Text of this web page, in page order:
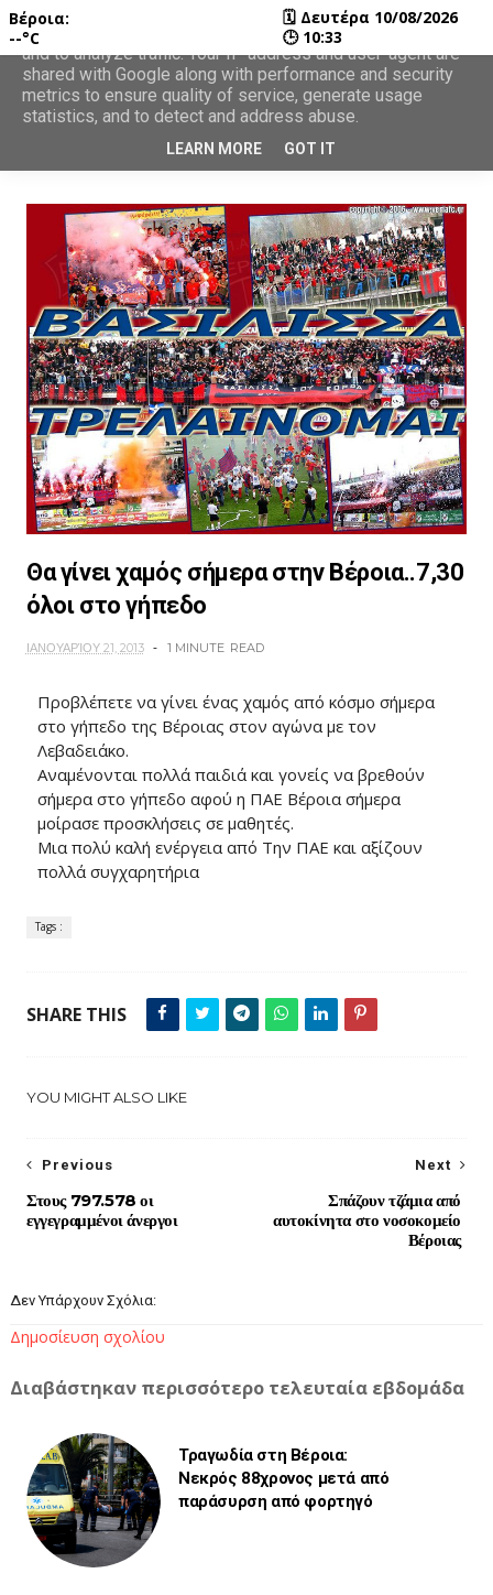
Θα γίνει χαμός σήμερα στην Βέροια..7,30
όλοι στο γήπεδο
ΙΑΝΟΥΑΡΊΟΥ 21, 2013 1 MINUTE READ
Προβλέπετε να γίνει ένας χαμός από κόσμο σήμερα
στο γήπεδο της Βέροιας στον αγώνα με τον
Λεβαδειάκο.
Αναμένονται πολλά παιδιά και γονείς να βρεθούν
σήμερα στο γήπεδο αφού η ΠΑΕ Βέροια σήμερα
μοίρασε προσκλήσεις σε μαθητές.
Μια πολύ καλή ενέργεια από Την ΠΑΕ και αξίζουν
πολλά συγχαρητήρια
Tags :
SHARE THIS
YOU MIGHT ALSO LIKE
Next
Σπάζουν τζάμια από
αυτοκίνητα στο νοσοκομείο
Βέροιας
Previous
Στους 797.578 οι
εγγεγραμμένοι άνεργοι
Δεν Υπάρχουν Σχόλια:
Δημοσίευση σχολίου
Διαβάστηκαν περισσότερο τελευταία εβδομάδα
Τραγωδία στη Βέροια:
Νεκρός 88χρονος μετά από
παράσυρση από φορτηγό
Βέροια:
--°C
🗓 Δευτέρα 10/08/2026
🕒 10:33
This site uses cookies from Google to deliver its services
and to analyze traffic. Your IP address and user-agent are
shared with Google along with performance and security
metrics to ensure quality of service, generate usage
statistics, and to detect and address abuse.
LEARN MORE GOT IT